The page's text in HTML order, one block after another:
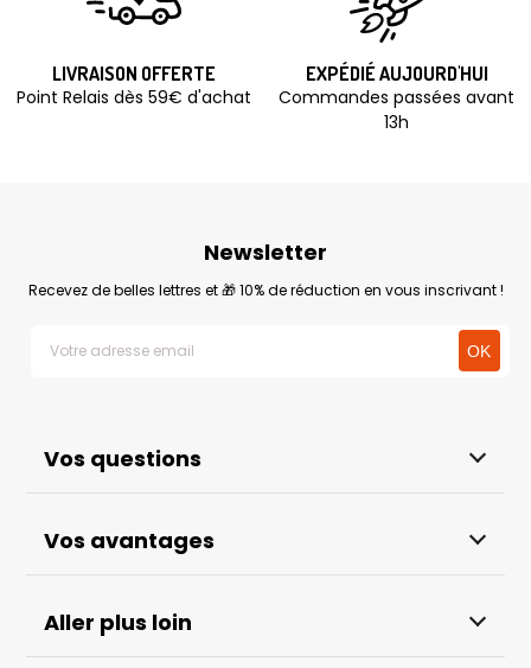
LIVRAISON OFFERTE
Point Relais dès 59€ d'achat
EXPÉDIÉ AUJOURD'HUI
Commandes passées avant
13h
Vos questions
Vos avantages
Aller plus loin
Newsletter
Recevez de belles lettres et 🎁 10% de réduction en vous inscrivant !